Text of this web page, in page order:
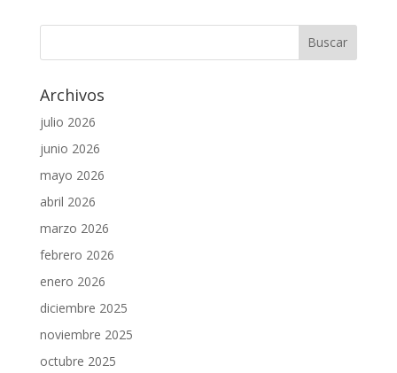
Archivos
julio 2026
junio 2026
mayo 2026
abril 2026
marzo 2026
febrero 2026
enero 2026
diciembre 2025
noviembre 2025
octubre 2025